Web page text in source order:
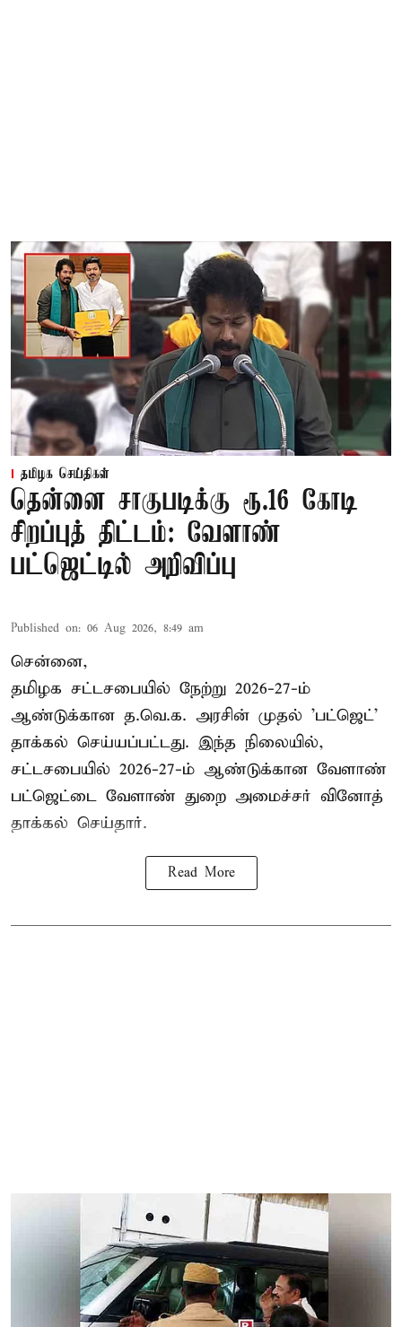
தமிழக செய்திகள்
தென்னை சாகுபடிக்கு ரூ.16 கோடி
சிறப்புத் திட்டம்: வேளாண்
பட்ஜெட்டில் அறிவிப்பு
Published on: 06 Aug 2026, 8:49 am
சென்னை,
தமிழக சட்டசபையில் நேற்று 2026-27-ம்
ஆண்டுக்கான த.வெ.க. அரசின் முதல் 'பட்ஜெட்'
தாக்கல் செய்யப்பட்டது. இந்த நிலையில்,
சட்டசபையில் 2026-27-ம் ஆண்டுக்கான வேளாண்
பட்ஜெட்டை வேளாண் துறை அமைச்சர் வினோத்
தாக்கல் செய்தார்.
Read More